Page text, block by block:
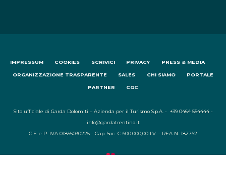
IMPRESSUM COOKIES SCRIVICI PRIVACY PRESS & MEDIA
ORGANIZZAZIONE TRASPARENTE SALES CHI SIAMO PORTALE
PARTNER CGC
Sito ufficiale di Garda Dolomiti – Azienda per il Turismo S.p.A. - +39 0464 554444 -
info@gardatrentino.it
C.F. e P. IVA 01855030225 - Cap. Soc. € 600.000,00 I.V. - REA N. 182762